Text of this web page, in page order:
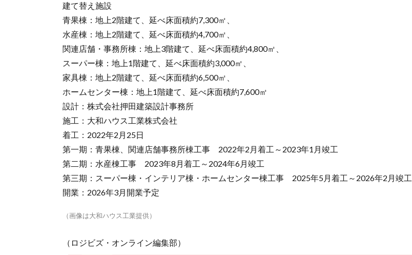
建て替え施設
青果棟：地上2階建て、延べ床面積約7,300㎡、
水産棟：地上2階建て、延べ床面積約4,700㎡、
関連店舗・事務所棟：地上3階建て、延べ床面積約4,800㎡、
スーパー棟：地上1階建て、延べ床面積約3,000㎡、
家具棟：地上2階建て、延べ床面積約6,500㎡、
ホームセンター棟：地上1階建て、延べ床面積約7,600㎡
設計：株式会社押田建築設計事務所
施工：大和ハウス工業株式会社
着工：2022年2月25日
第一期：青果棟、関連店舗事務所棟工事 2022年2月着工～2023年1月竣工
第二期：水産棟工事 2023年8月着工～2024年6月竣工
第三期：スーパー棟・インテリア棟・ホームセンター棟工事 2025年5月着工～2026年2月竣工
開業：2026年3月開業予定
（画像は大和ハウス工業提供）
（ロジビズ・オンライン編集部）